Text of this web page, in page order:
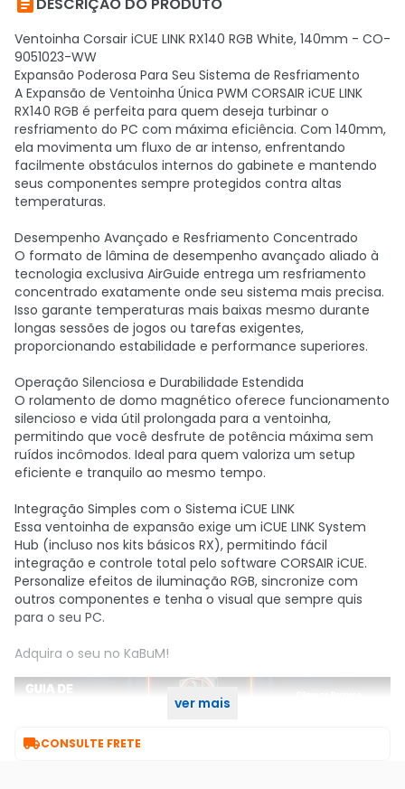
Ventoinha Corsair iCUE LINK RX140 RGB White, 140mm - CO-
9051023-WW
Expansão Poderosa Para Seu Sistema de Resfriamento
A Expansão de Ventoinha Única PWM CORSAIR iCUE LINK
RX140 RGB é perfeita para quem deseja turbinar o
resfriamento do PC com máxima eficiência. Com 140mm,
ela movimenta um fluxo de ar intenso, enfrentando
facilmente obstáculos internos do gabinete e mantendo
seus componentes sempre protegidos contra altas
temperaturas.
Desempenho Avançado e Resfriamento Concentrado
O formato de lâmina de desempenho avançado aliado à
tecnologia exclusiva AirGuide entrega um resfriamento
concentrado exatamente onde seu sistema mais precisa.
Isso garante temperaturas mais baixas mesmo durante
longas sessões de jogos ou tarefas exigentes,
proporcionando estabilidade e performance superiores.
Operação Silenciosa e Durabilidade Estendida
O rolamento de domo magnético oferece funcionamento
silencioso e vida útil prolongada para a ventoinha,
permitindo que você desfrute de potência máxima sem
ruídos incômodos. Ideal para quem valoriza um setup
eficiente e tranquilo ao mesmo tempo.
Integração Simples com o Sistema iCUE LINK
Essa ventoinha de expansão exige um iCUE LINK System
Hub (incluso nos kits básicos RX), permitindo fácil
integração e controle total pelo software CORSAIR iCUE.
Personalize efeitos de iluminação RGB, sincronize com
outros componentes e tenha o visual que sempre quis
para o seu PC.
Adquira o seu no KaBuM!
ver mais
CONSULTE FRETE